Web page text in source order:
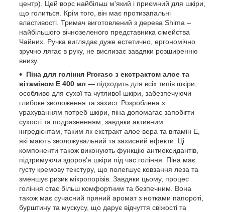
центр). Цей ворс найбільш м'який і приємний для шкіри,
що голиться. Крім того, він має протизапальні
властивості. Тримач виготовлений з дерева Shima –
найбільшого вічнозеленого представника сімейства
Чайних. Ручка виглядає дуже естетично, ергономічно
зручно лягає в руку, не вислизає завдяки розширенню
внизу.
Піна для гоління Proraso з екстрактом алое та
вітаміном Е 400 мл — підходить для всіх типів шкіри,
особливо для сухої та чутливої шкіри, забезпечуючи
глибоке зволоження та захист. Розроблена з
урахуванням потреб шкіри, піна допомагає запобігти
сухості та подразненням, завдяки активним
інгредієнтам, таким як екстракт алое вера та вітамін Е,
які мають зволожувальний та захисний ефекти. Ці
компоненти також виконують функцію антиоксидантів,
підтримуючи здоров'я шкіри під час гоління. Піна має
густу кремову текстуру, що полегшує ковзання леза та
зменшує ризик мікропорізів. Завдяки цьому, процес
гоління стає більш комфортним та безпечним. Вона
також має сучасний пряний аромат з нотками папороті,
бурштину та мускусу, що дарує відчуття свіжості та